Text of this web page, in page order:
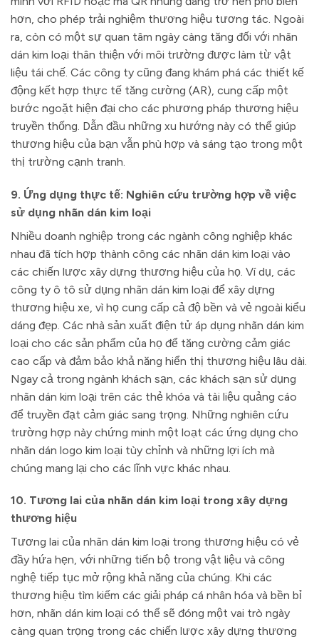
hơn, cho phép trải nghiệm thương hiệu tương tác. Ngoài
ra, còn có một sự quan tâm ngày càng tăng đối với nhãn
dán kim loại thân thiện với môi trường được làm từ vật
liệu tái chế. Các công ty cũng đang khám phá các thiết kế
động kết hợp thực tế tăng cường (AR), cung cấp một
bước ngoặt hiện đại cho các phương pháp thương hiệu
truyền thống. Dẫn đầu những xu hướng này có thể giúp
thương hiệu của bạn vẫn phù hợp và sáng tạo trong một
thị trường cạnh tranh.
9. Ứng dụng thực tế: Nghiên cứu trường hợp về việc
sử dụng nhãn dán kim loại
Nhiều doanh nghiệp trong các ngành công nghiệp khác
nhau đã tích hợp thành công các nhãn dán kim loại vào
các chiến lược xây dựng thương hiệu của họ. Ví dụ, các
công ty ô tô sử dụng nhãn dán kim loại để xây dựng
thương hiệu xe, vì họ cung cấp cả độ bền và vẻ ngoài kiểu
dáng đẹp. Các nhà sản xuất điện tử áp dụng nhãn dán kim
loại cho các sản phẩm của họ để tăng cường cảm giác
cao cấp và đảm bảo khả năng hiển thị thương hiệu lâu dài.
Ngay cả trong ngành khách sạn, các khách sạn sử dụng
nhãn dán kim loại trên các thẻ khóa và tài liệu quảng cáo
để truyền đạt cảm giác sang trọng. Những nghiên cứu
trường hợp này chứng minh một loạt các ứng dụng cho
nhãn dán logo kim loại tùy chỉnh và những lợi ích mà
chúng mang lại cho các lĩnh vực khác nhau.
10. Tương lai của nhãn dán kim loại trong xây dựng
thương hiệu
Tương lai của nhãn dán kim loại trong thương hiệu có vẻ
đầy hứa hẹn, với những tiến bộ trong vật liệu và công
nghệ tiếp tục mở rộng khả năng của chúng. Khi các
thương hiệu tìm kiếm các giải pháp cá nhân hóa và bền bỉ
hơn, nhãn dán kim loại có thể sẽ đóng một vai trò ngày
càng quan trọng trong các chiến lược xây dựng thương